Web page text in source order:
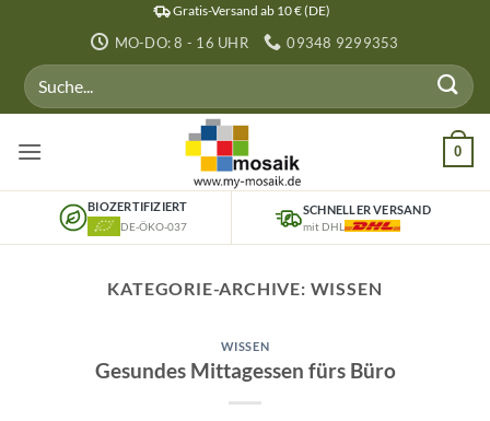
springen
Gratis-Versand ab 10 € (DE)
MO-DO: 8 - 16 UHR 09348 9299353
Suchen
nach:
0
BIOZERTIFIZIERT
DE-ÖKO-037
SCHNELLER VERSAND
mit DHL
KATEGORIE-ARCHIVE: WISSEN
WISSEN
Gesundes Mittagessen fürs Büro